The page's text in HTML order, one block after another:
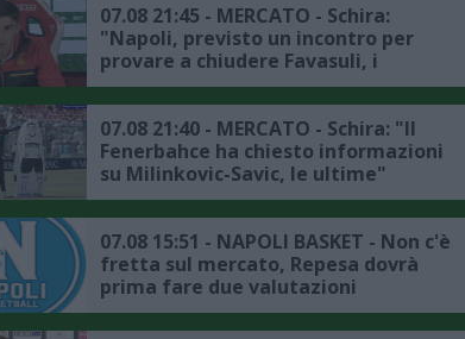
07.08 21:45 - MERCATO - Schira:
"Napoli, previsto un incontro per
provare a chiudere Favasuli, i
dettagli"
07.08 21:40 - MERCATO - Schira: "Il
Fenerbahce ha chiesto informazioni
su Milinkovic-Savic, le ultime"
07.08 15:51 - NAPOLI BASKET - Non c'è
fretta sul mercato, Repesa dovrà
prima fare due valutazioni